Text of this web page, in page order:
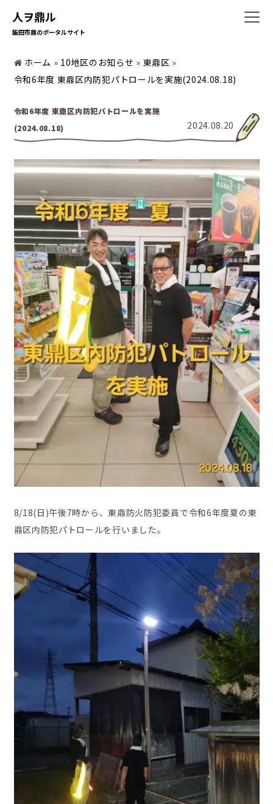
人ヲ鼎ル
飯田市鼎のポータルサイト
ホーム
地域の活動
かなえの人特集
鼎地区の魅力
移住をお考えの方へ
お問合せ
ホーム » 10地区のお知らせ » 東鼎区 »
令和6年度 東鼎区内防犯パトロールを実施(2024.08.18)
2024.08.20
令和6年度 東鼎区内防犯パトロールを実施
(2024.08.18)
8/18(日)午後7時から、東鼎防火防犯委員で令和6年度夏の東
鼎区内防犯パトロールを行いました。